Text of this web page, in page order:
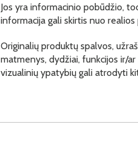
Jos yra informacinio pobūdžio,
informacija gali skirtis nuo realios
Originalių produktų spalvos,
matmenys, dydžiai, funkcijos ir/
vizualinių ypatybių gali atrodyti